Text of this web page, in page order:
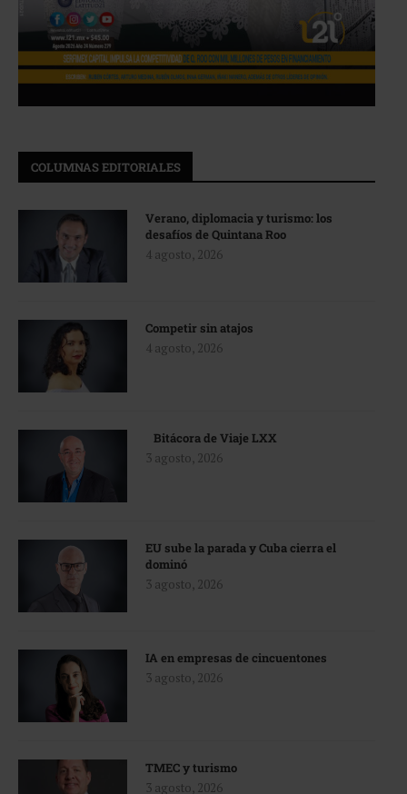
COLUMNAS EDITORIALES
Verano, diplomacia y turismo: los
desafíos de Quintana Roo
4 agosto, 2026
Competir sin atajos
4 agosto, 2026
Bitácora de Viaje LXX
3 agosto, 2026
EU sube la parada y Cuba cierra el
dominó
3 agosto, 2026
IA en empresas de cincuentones
3 agosto, 2026
TMEC y turismo
3 agosto, 2026